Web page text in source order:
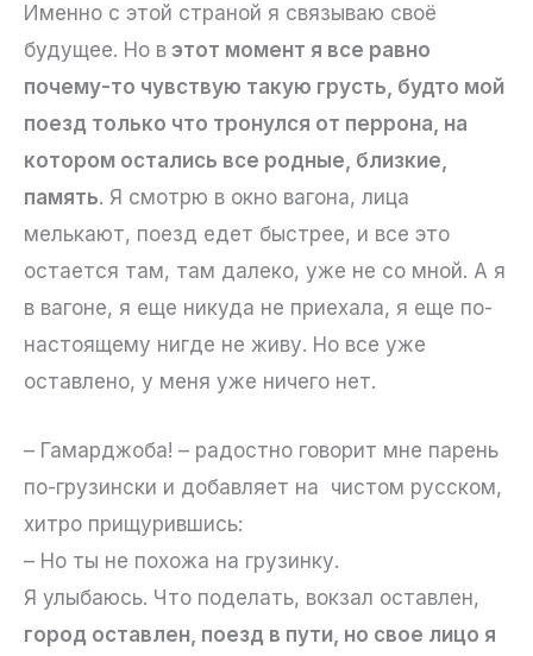
Именно с этой страной я связываю своё
будущее. Но в этот момент я все равно
почему-то чувствую такую грусть, будто мой
поезд только что тронулся от перрона, на
котором остались все родные, близкие,
память. Я смотрю в окно вагона, лица
мелькают, поезд едет быстрее, и все это
остается там, там далеко, уже не со мной. А я
в вагоне, я еще никуда не приехала, я еще по-
настоящему нигде не живу. Но все уже
оставлено, у меня уже ничего нет.
– Гамарджоба! – радостно говорит мне парень
по-грузински и добавляет на чистом русском,
хитро прищурившись:
– Но ты не похожа на грузинку.
Я улыбаюсь. Что поделать, вокзал оставлен,
город оставлен, поезд в пути, но свое лицо я